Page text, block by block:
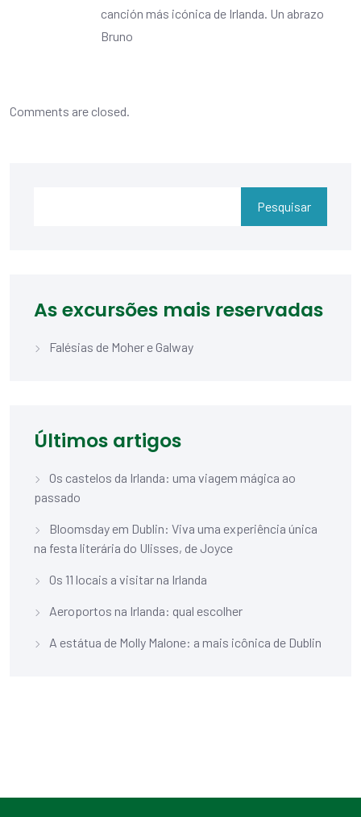
canción más icónica de Irlanda. Un abrazo
Bruno
Comments are closed.
Pesquisar
As excursões mais reservadas
Falésias de Moher e Galway
Últimos artigos
Os castelos da Irlanda: uma viagem mágica ao
passado
Bloomsday em Dublin: Viva uma experiência única
na festa literária do Ulisses, de Joyce
Os 11 locais a visitar na Irlanda
Aeroportos na Irlanda: qual escolher
A estátua de Molly Malone: a mais icônica de Dublin